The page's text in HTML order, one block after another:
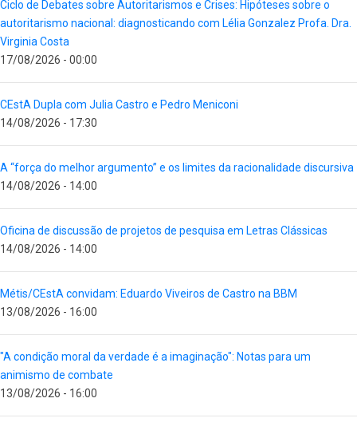
Ciclo de Debates sobre Autoritarismos e Crises: Hipóteses sobre o
autoritarismo nacional: diagnosticando com Lélia Gonzalez Profa. Dra.
Virginia Costa
17/08/2026 - 00:00
CEstA Dupla com Julia Castro e Pedro Meniconi
14/08/2026 - 17:30
A “força do melhor argumento” e os limites da racionalidade discursiva
14/08/2026 - 14:00
Oficina de discussão de projetos de pesquisa em Letras Clássicas
14/08/2026 - 14:00
Métis/CEstA convidam: Eduardo Viveiros de Castro na BBM
13/08/2026 - 16:00
"A condição moral da verdade é a imaginação": Notas para um
animismo de combate
13/08/2026 - 16:00